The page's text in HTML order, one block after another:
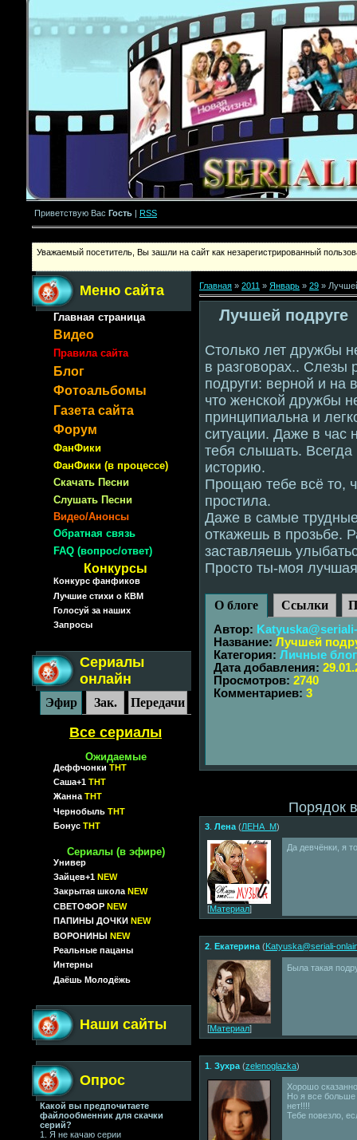
Приветствую Вас Гость | RSS
Уважаемый посетитель, Вы зашли на сайт как незарегистрированный
Меню сайта
Главная страница
Видео
Правила сайта
Блог
Фотоальбомы
Газета сайта
Форум
ФанФики
ФанФики (в процессе)
Скачать Песни
Слушать Песни
Видео/Анонсы
Обратная связь
FAQ (вопрос/ответ)
Конкурсы
Конкурс фанфиков
Лучшие стихи о КВМ
Голосуй за наших
Запросы
Сериалы
онлайн
Эфир Зак. Передачи
Все сериалы
Ожидаемые
Деффчонки ТНТ
Саша+1 ТНТ
Жанна ТНТ
Чернобыль ТНТ
Бонус ТНТ
Сериалы (в эфире)
Универ
Зайцев+1 NEW
Закрытая школа NEW
СВЕТОФОР NEW
ПАПИНЫ ДОЧКИ NEW
ВОРОНИНЫ NEW
Реальные пацаны
Интерны
Даёшь Молодёжь
Наши сайты
Опрос
Какой вы предпочитаете
файлообменник для скачки
серий?
1. Я не качаю серии
Главная » 2011 » Январь » 29 »
Лучшей подруге
Столько лет дружбы
в разговорах.. Слезы
подруги: верной и на
что женской дружбы
принципиальна и
ситуации. Даже в час
тебя слышать.
историю.
Прощаю тебе всё то,
простила.
Даже в самые
откажешь в прозьбе.
заставляешь
Просто ты-моя
О блоге Ссылки
Автор:
Название: Лучшей
Категория: Личные
Дата добавления:
Просмотров: 2740
Комментариев: 3
Порядок
3 Лена (ЛЕНА_М)
[Материал]
Да девчёнки, я
2 Екатерина (Katyuska@seriali-
[Материал]
Была такая
1 Зухра (zelenoglazka)
Хорошо
Но я все
нет!!!!
Тебе повезло,